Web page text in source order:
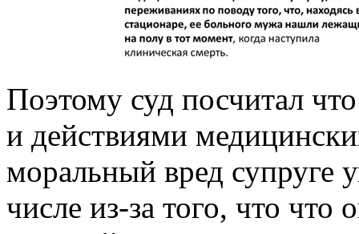
Поэтому суд посчитал
и действиями
моральный вред супруге
числе из-за того, что что